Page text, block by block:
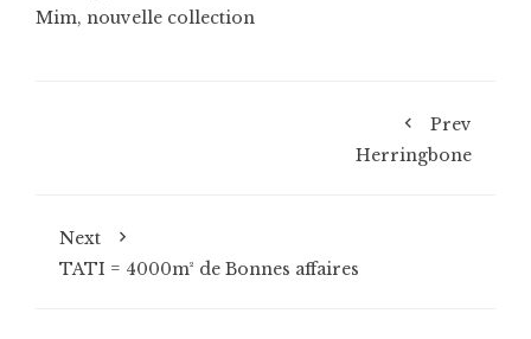
Mim, nouvelle collection
Prev
Herringbone
Next
TATI = 4000m² de Bonnes affaires